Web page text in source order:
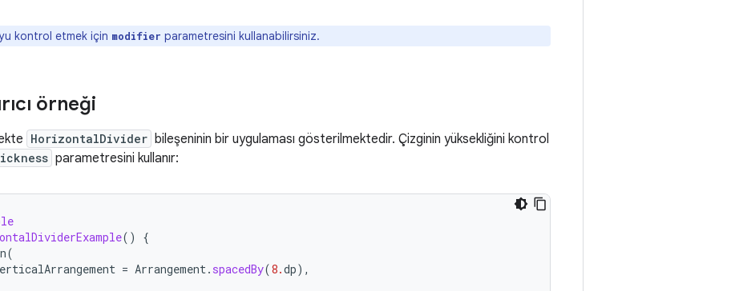
kontrol etmek için modifier parametresini kullanabilirsiniz.
örneği
HorizontalDivider bileşeninin bir uygulaması gösterilmektedir. Çizginin yüksekliğini kontrol
parametresini kullanır:
()
{
(
= Arrangement. spacedBy(8.dp),